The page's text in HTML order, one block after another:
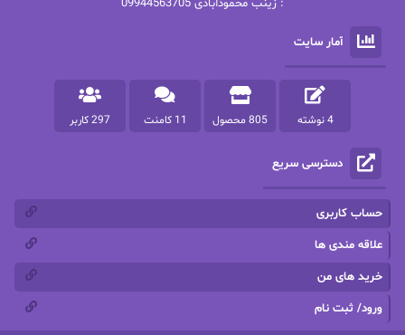
پرستو اسحقی
پرستو مهاجر
پرهام رسولی
پروانه قدیمی پروانه محمدی
پریسا شکور(طوفان خاموش)
پنلوپه وارد
تاران
ترنم.25
: زینب محمودآبادی 09944563705
آمار سایت
4 نوشته 805 محصول 11 کامنت 297 کاربر
دسترسی سریع
حساب کاربری
علاقه مندی ها
خرید های من
ورود/ ثبت نام